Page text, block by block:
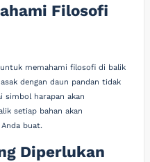
Filosofi
memahami filosofi di balik
dengan daun pandan tidak
simbol harapan akan
setiap bahan akan
buat.
Diperlukan